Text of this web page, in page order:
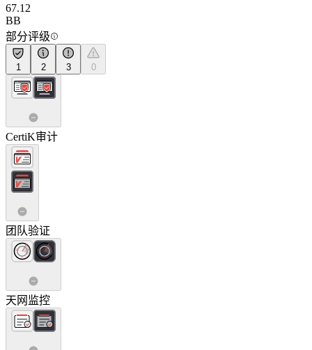
67.12
BB
部分评级
1 2 3 0
CertiK审计
团队验证
天网监控